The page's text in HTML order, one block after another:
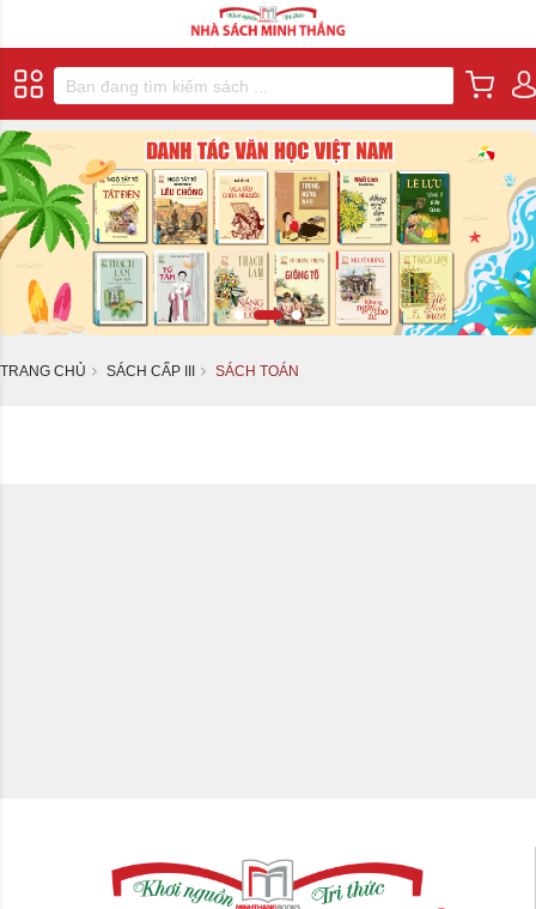
TRANG CHỦ SÁCH CẤP III SÁCH TOÁN